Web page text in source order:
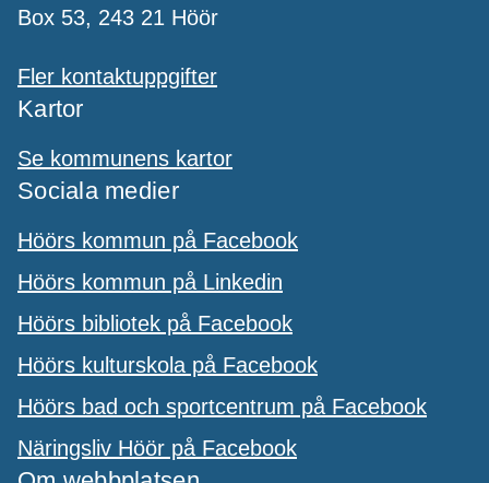
Box 53, 243 21 Höör
Fler kontaktuppgifter
Kartor
Se kommunens kartor
Sociala medier
Höörs kommun på Facebook
Höörs kommun på Linkedin
Höörs bibliotek på Facebook
Höörs kulturskola på Facebook
Höörs bad och sportcentrum på Facebook
Näringsliv Höör på Facebook